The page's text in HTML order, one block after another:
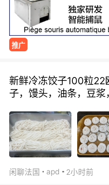
推广
新鲜冷冻饺子100粒22
子，馒头，油条，豆浆
闲聊法国 apd 2小时前